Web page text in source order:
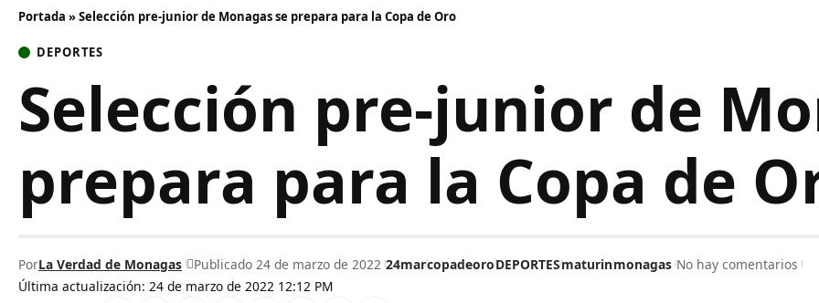
Portada »Selección pre-junior de Monagas se prepara para la Copa de Oro
DEPORTES
Selección pre-junior de
prepara para la Copa de
Última actualización: 24 de marzo de 2022 12:12 PM
PorLa Verdad de Monagas Publicado 24 de marzo de 2022 24marcopadeoroDEPORTESmaturinmonagas No hay comentarios